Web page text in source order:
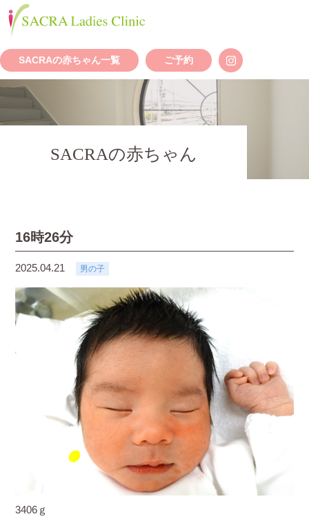
SACRAの赤ちゃん一覧 ご予約
SACRAの赤ちゃん
16時26分
2025.04.21 男の子
3406ｇ